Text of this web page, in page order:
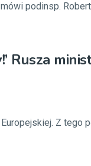
podinsp.
Rusza
Z tego